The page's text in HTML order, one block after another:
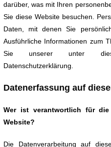
darüber, was mit Ihren
Sie diese Website besuchen.
Daten, mit denen Sie
Ausführliche Informationen zum
Sie unserer unter
Datenschutzerklärung.
Datenerfassung auf
Wer ist verantwortlich für
Website?
Die Datenverarbeitung auf